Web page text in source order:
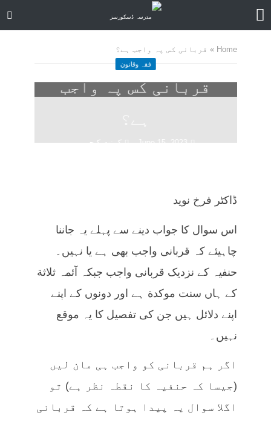
Home
» قربانی کس پہ واجب ہے؟
فقہ وقانون
قربانی کس پہ واجب
ہے؟
June 15, 2023
کمنت کیجے
ڈاکٹر فرخ نوید
اس سوال کا جواب دینے سے پہلے یہ جاننا
چاہیئے کہ قربانی واجب بھی ہے یا نہیں۔
حنفیہ کے نزدیک قربانی واجب جبکہ آئمہ ثلاثة
کے ہاں سنت موکدة ہے اور دونوں کے اپنے
اپنے دلائل ہیں جن کی تفصیل کا یہ موقع
نہیں۔
اگر ہم قربانی کو واجب ہی مان لیں
(جیسا کہ حنفیہ کا نقطہ نظر ہے) تو
اگلا سوال یہ پیدا ہوتا ہے کہ قربانی